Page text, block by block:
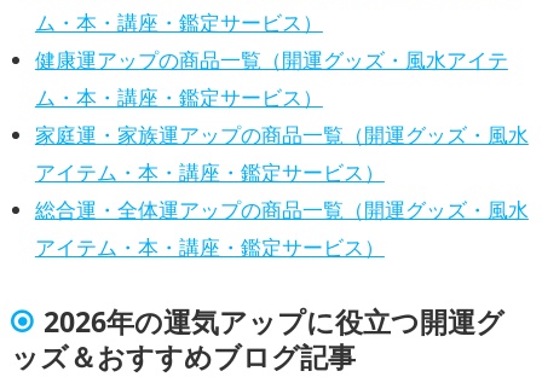
ム・本・講座・鑑定サービス）
健康運アップの商品一覧（開運グッズ・風水アイテ
ム・本・講座・鑑定サービス）
家庭運・家族運アップの商品一覧（開運グッズ・風水
アイテム・本・講座・鑑定サービス）
総合運・全体運アップの商品一覧（開運グッズ・風水
アイテム・本・講座・鑑定サービス）
2026年の運気アップに役立つ開運グ
ッズ＆おすすめブログ記事